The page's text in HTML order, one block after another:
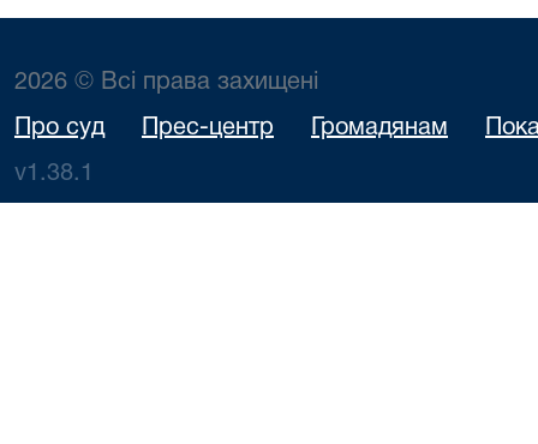
2026 © Всі права захищені
Про суд Прес-центр Громадянам
v1.38.1